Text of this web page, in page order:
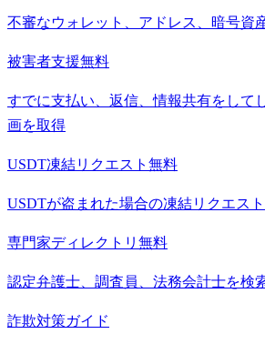
不審なウォレット、アドレス、暗号資
被害者支援無料
すでに支払い、返信、情報共有をして
画を取得
USDT凍結リクエスト 無料
USDTが盗まれた場合の凍結リクエス
専門家ディレクトリ 無料
認定弁護士、調査員、法務会計士を検
詐欺対策ガイド